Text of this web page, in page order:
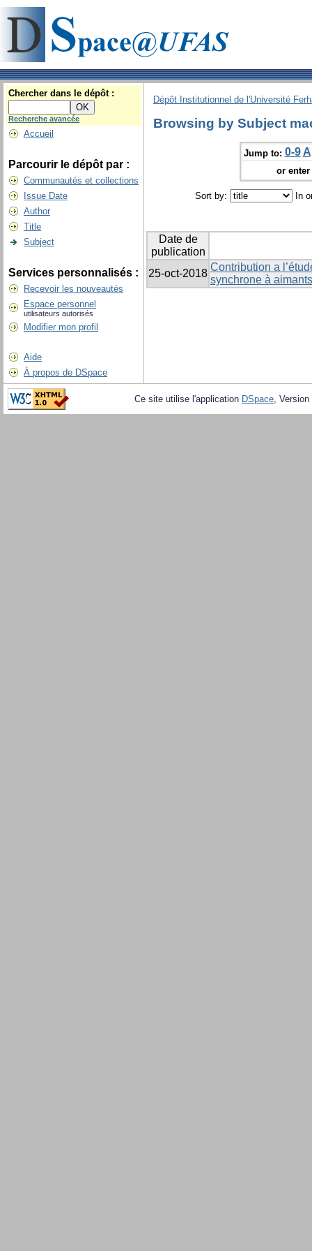
Chercher dans le dépôt :
Recherche avancée
Accueil
Parcourir le dépôt par :
Communautés et collections
Issue Date
Author
Title
Subject
Services personnalisés :
Recevoir les nouveautés
Espace personnel
utilisateurs autorisés
Modifier mon profil
Aide
À propos de DSpace
Dépôt Institutionnel de l'Université
Browsing by Subject
Jump to: 0-9 A
or
Sort by: In
Date de
publication
25-oct-2018
Contribution a
synchrone à
Ce site utilise l'application DSpace,